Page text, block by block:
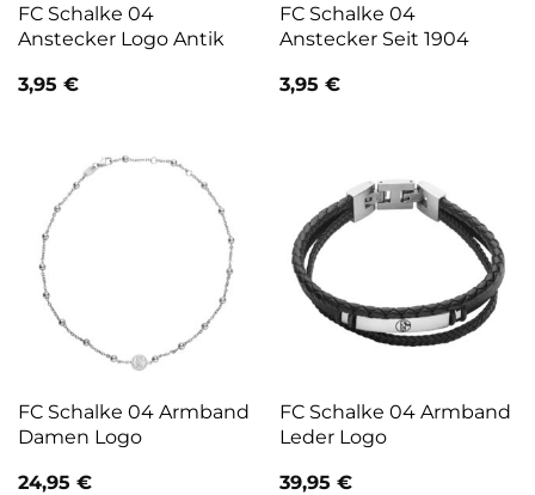
FC Schalke 04
Anstecker Logo Antik
3,95 €
FC Schalke 04
Anstecker Seit 1904
3,95 €
FC Schalke 04 Armband
Damen Logo
24,95 €
FC Schalke 04 Armband
Leder Logo
39,95 €